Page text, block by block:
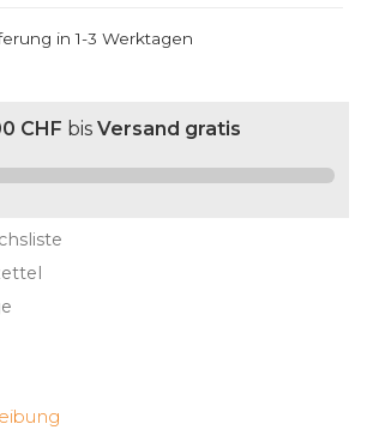
in 1-3 Werktagen
CHF bis Versand gratis